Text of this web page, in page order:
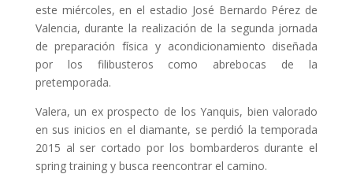
este miércoles, en el estadio José Bernardo Pérez de
Valencia, durante la realización de la segunda jornada
de preparación física y acondicionamiento diseñada
por los filibusteros como abrebocas de la
pretemporada.
Valera, un ex prospecto de los Yanquis, bien valorado
en sus inicios en el diamante, se perdió la temporada
2015 al ser cortado por los bombarderos durante el
spring training y busca reencontrar el camino.